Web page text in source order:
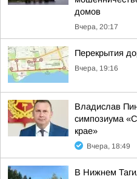
домов
Вчера, 20:17
Перекрытия
Вчера, 19:16
Владислав
симпозиума
крае»
Вчера, 18:49
В Нижнем